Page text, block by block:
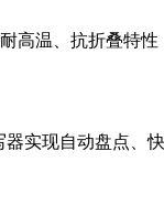
高温、抗折叠特
实现自动盘点、